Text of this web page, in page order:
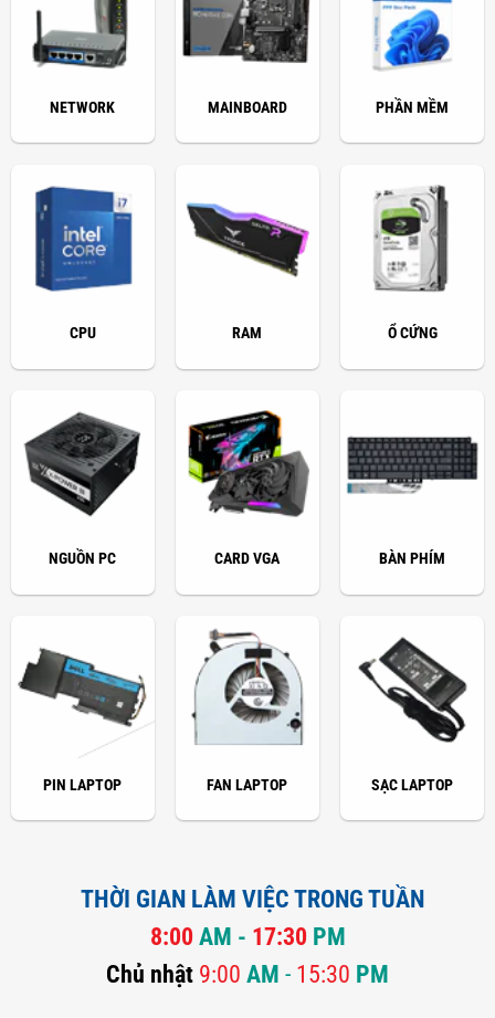
NETWORK MAINBOARD PHẦN MỀM
CPU RAM Ổ CỨNG
NGUỒN PC CARD VGA BÀN PHÍM
PIN LAPTOP FAN LAPTOP SẠC LAPTOP
THỜI GIAN LÀM VIỆC TRONG TUẦN
8:00 AM - 17:30 PM
Chủ nhật 9:00 AM - 15:30 PM